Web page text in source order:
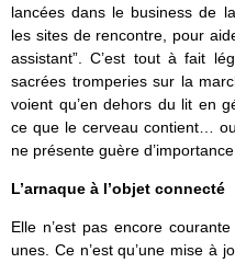
lancées dans le business de
les sites de rencontre, pour
assistant”. C’est tout à fait
sacrées tromperies sur la
voient qu’en dehors du lit en
ce que le cerveau contient…
ne présente guère
L’arnaque à l’objet connecté
Elle n’est pas encore
unes. Ce n’est qu’une mise à